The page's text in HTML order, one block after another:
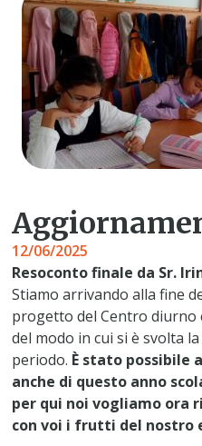
12/06/2025
Resoconto finale da Sr.
Stiamo arrivando alla fine
progetto del Centro diurno
del modo in cui si è svolta
periodo. È stato possibile
anche di questo anno
per qui noi vogliamo ora
con voi i frutti del nostro